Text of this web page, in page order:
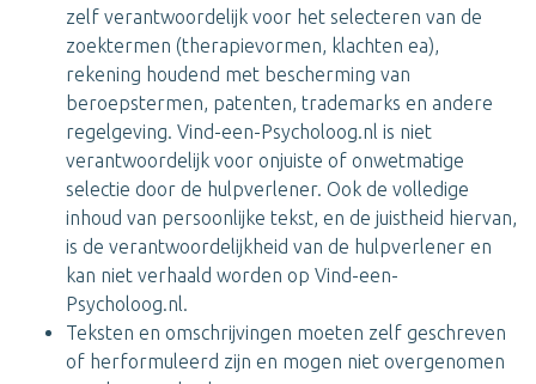
zelf verantwoordelijk voor het selecteren van de
zoektermen (therapievormen, klachten ea),
rekening houdend met bescherming van
beroepstermen, patenten, trademarks en andere
regelgeving. Vind-een-Psycholoog.nl is niet
verantwoordelijk voor onjuiste of onwetmatige
selectie door de hulpverlener. Ook de volledige
inhoud van persoonlijke tekst, en de juistheid hiervan,
is de verantwoordelijkheid van de hulpverlener en
kan niet verhaald worden op Vind-een-
Psycholoog.nl.
Teksten en omschrijvingen moeten zelf geschreven
of herformuleerd zijn en mogen niet overgenomen